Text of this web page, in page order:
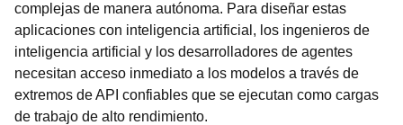
complejas de manera autónoma. Para diseñar estas
aplicaciones con inteligencia artificial, los ingenieros de
inteligencia artificial y los desarrolladores de agentes
necesitan acceso inmediato a los modelos a través de
extremos de API confiables que se ejecutan como cargas
de trabajo de alto rendimiento.